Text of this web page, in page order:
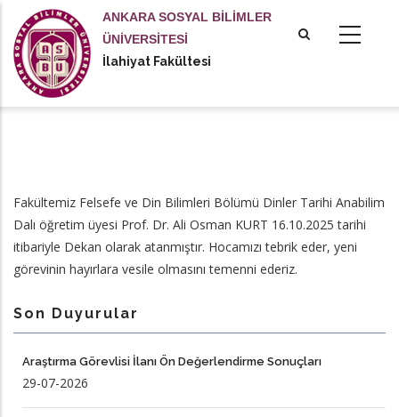
içeriğe
atla
ANKARA SOSYAL BİLİMLER
ÜNİVERSİTESİ
İlahiyat Fakültesi
Fakültemiz Felsefe ve Din Bilimleri Bölümü Dinler Tarihi Anabilim
Dalı öğretim üyesi Prof. Dr. Ali Osman KURT 16.10.2025 tarihi
itibariyle Dekan olarak atanmıştır. Hocamızı tebrik eder, yeni
görevinin hayırlara vesile olmasını temenni ederiz.
Son Duyurular
Araştırma Görevlisi İlanı Ön Değerlendirme Sonuçları
29-07-2026